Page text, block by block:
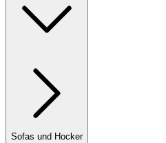
Sofas und Hocker